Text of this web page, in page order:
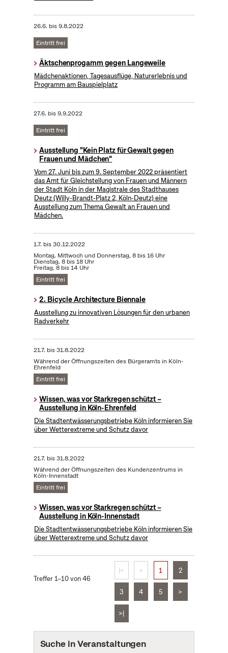
26.6. bis9.8.2022
Eintritt frei
Äktschenprogamm gegen Langeweile
Mädchenaktionen, Tagesausflüge, Naturerlebnis und
Programm am Bauspielplatz
27.6. bis9.9.2022
Eintritt frei
Ausstellung "Kein Platz für Gewalt gegen
Frauen und Mädchen"
Vom 27. Juni bis zum 9. September 2022 präsentiert
das Amt für Gleichstellung von Frauen und Männern
der Stadt Köln in der Magistrale des Stadthauses
Deutz (Willy-Brandt-Platz 2, Köln-Deutz) eine
Ausstellung zum Thema Gewalt an Frauen und
Mädchen.
1.7. bis30.12.2022
Montag, Mittwoch und Donnerstag, 8 bis 16 Uhr
Dienstag, 8 bis 18 Uhr
Freitag, 8 bis 14 Uhr
Eintritt frei
2. Bicycle Architecture Biennale
Ausstellung zu innovativen Lösungen für den urbanen
Radverkehr
21.7. bis31.8.2022
Während der Öffnungszeiten des Bürgeramts in Köln-
Ehrenfeld
Eintritt frei
Wissen, was vor Starkregen schützt –
Ausstellung in Köln-Ehrenfeld
Die Stadtentwässerungsbetriebe Köln informieren Sie
über Wetterextreme und Schutz davor
21.7. bis31.8.2022
Während der Öffnungszeiten des Kundenzentrums in
Köln-Innenstadt
Eintritt frei
Wissen, was vor Starkregen schützt –
Ausstellung in Köln-Innenstadt
Die Stadtentwässerungsbetriebe Köln informieren Sie
über Wetterextreme und Schutz davor
Treffer 1–10 von 46
|< < 1 2
3 4 5 >
>|
Suche in Veranstaltungen